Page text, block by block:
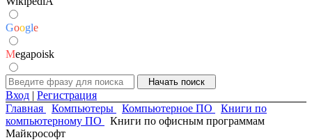
Google
Megapoisk
Вход | Регистрация
Главная
Компьютеры Компьютерное ПО
Книги по
компьютерному ПО
Книги по офисным программам
Майкрософт